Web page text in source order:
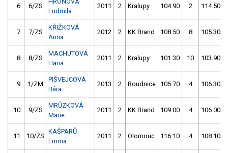
6. 6/ZS
Ludmila
2011 2 Kralupy 104.90 2 114.50
7. 7/ZS
KŘIŽKOVÁ
Anna
2012 2 KK Brand 108.50 8 105.30
8. 8/ZS
MACHUTOVÁ
Hana
2011 2 Kralupy 101.30 10 103.90
9. 1/ZM
PIŠVEJCOVÁ
Bára
2013 2 Roudnice 105.70 4 106.30
10. 9/ZS
MRŮZKOVÁ
Marie
2011 2 KK Brand 109.00 4 106.00
11. 10/ZS
KAŠPARŮ
Emma
2011 2 Olomouc 116.10 4 108.10